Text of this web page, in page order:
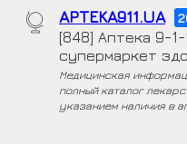
APTEKA911.UA
[848] Аптека 9-
супермаркет
Медицинская
полный каталог
указанием наличия в